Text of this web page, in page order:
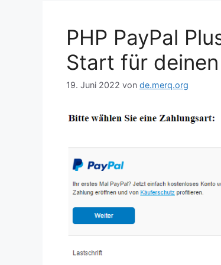
PHP PayPal
Start für
19. Juni 2022 von de.merq.org